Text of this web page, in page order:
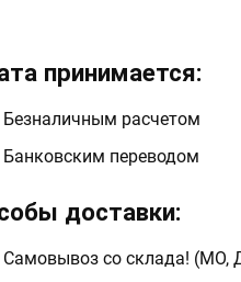
принимается:
Безналичным расчетом
Банковским переводом
доставки:
Самовывоз со склада! (МО,